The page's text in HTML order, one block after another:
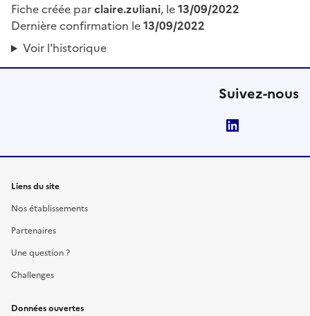
Fiche créée parclaire.zuliani, le13/09/2022
Dernière confirmation le13/09/2022
Voir l'historique
Suivez-nous
Liens du site
Nos établissements
Partenaires
Une question ?
Challenges
Données ouvertes